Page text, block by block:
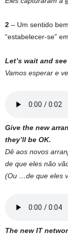
2 – Um sentido
“estabelecer-se”
Let’s wait and
Vamos esperar e
Give the new
they’ll be OK.
Dê aos novos
de que eles não
(Ou …de que eles
The new IT